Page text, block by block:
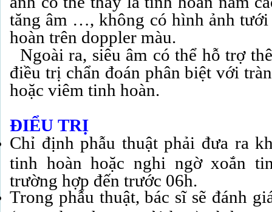
tăng âm …, không có hình ảnh
hoàn trên doppler màu.
Ngoài ra, siêu âm có thể hỗ trợ
điều trị chẩn đoán phân biệt với
hoặc viêm tinh hoàn.
ĐIỂU TRỊ
Chỉ định phẫu thuật phải đưa ra
tinh hoàn hoặc nghi ngờ xoắn
trường hợp đến trước 06h.
Trong phẫu thuật, bác sĩ sẽ đánh